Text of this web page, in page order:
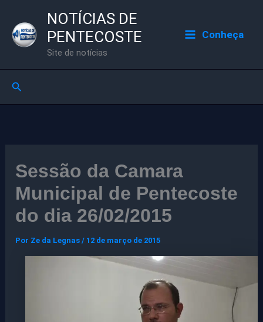
para
NOTÍCIAS DE
PENTECOSTE
Site de notícias
Conheça
Pesquisar
Sessão da Camara
Municipal de Pentecoste
do dia 26/02/2015
Por Ze da Legnas/ 12 de março de 2015